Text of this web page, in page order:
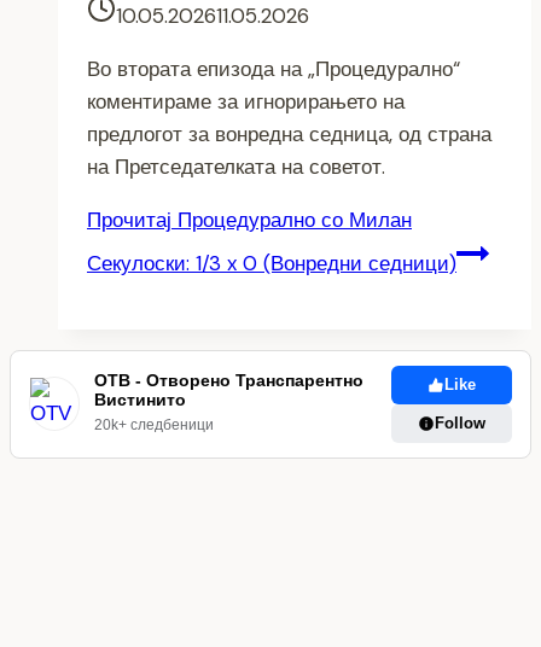
10.05.202611.05.2026
Во втората епизода на „Процедурално“
коментираме за игнорирањето на
предлогот за вонредна седница, од страна
на Претседателката на советот.
Прочитај Процедурално со Милан
Секулоски: 1/3 x 0 (Вонредни седници)
ОТВ - Отворено Транспарентно
Вистинито
20k+ следбеници
Like
Follow